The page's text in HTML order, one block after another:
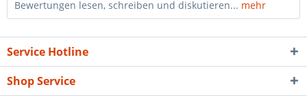
Bewertungen lesen, schreiben und diskutieren... mehr
Service Hotline
Shop Service